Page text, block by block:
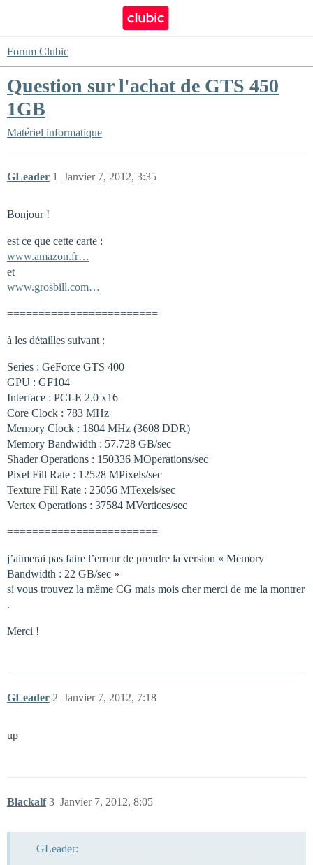
Forum Clubic
Question sur l'achat de GTS 450
1GB
Matériel informatique
GLeader Janvier 7, 2012, 3:35
1
Bonjour !
est ce que cette carte :
www.amazon.fr…
et
www.grosbill.com…
========================
à les détailles suivant :
Series : GeForce GTS 400
GPU : GF104
Interface : PCI-E 2.0 x16
Core Clock : 783 MHz
Memory Clock : 1804 MHz (3608 DDR)
Memory Bandwidth : 57.728 GB/sec
Shader Operations : 150336 MOperations/sec
Pixel Fill Rate : 12528 MPixels/sec
Texture Fill Rate : 25056 MTexels/sec
Vertex Operations : 37584 MVertices/sec
========================
j’aimerai pas faire l’erreur de prendre la version « Memory
Bandwidth : 22 GB/sec »
si vous trouvez la même CG mais mois cher merci de me la montrer
.
Merci !
GLeader Janvier 7, 2012, 7:18
2
up
Blackalf Janvier 7, 2012, 8:05
3
GLeader: